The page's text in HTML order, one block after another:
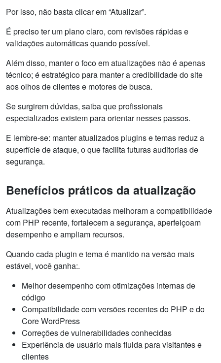
Por isso, não basta clicar em “Atualizar”.
É preciso ter um plano claro, com revisões rápidas e
validações automáticas quando possível.
Além disso, manter o foco em atualizações não é apenas
técnico; é estratégico para manter a credibilidade do site
aos olhos de clientes e motores de busca.
Se surgirem dúvidas, saiba que profissionais
especializados existem para orientar nesses passos.
E lembre-se: manter atualizados plugins e temas reduz a
superfície de ataque, o que facilita futuras auditorias de
segurança.
Benefícios práticos da atualização
Atualizações bem executadas melhoram a compatibilidade
com PHP recente, fortalecem a segurança, aperfeiçoam
desempenho e ampliam recursos.
Quando cada plugin e tema é mantido na versão mais
estável, você ganha:.
Melhor desempenho com otimizações internas de
código
Compatibilidade com versões recentes do PHP e do
Core WordPress
Correções de vulnerabilidades conhecidas
Experiência de usuário mais fluida para visitantes e
clientes